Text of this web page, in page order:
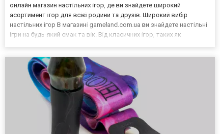
онлайн магазин настільних ігор, де ви знайдете широкий
асортимент ігор для всієї родини та друзів. Широкий вибір
настільних ігор В магазині gameland.com.ua ви знайдете настільні
ігри на будь-який смак та вік. Від класичних ігор, таких як